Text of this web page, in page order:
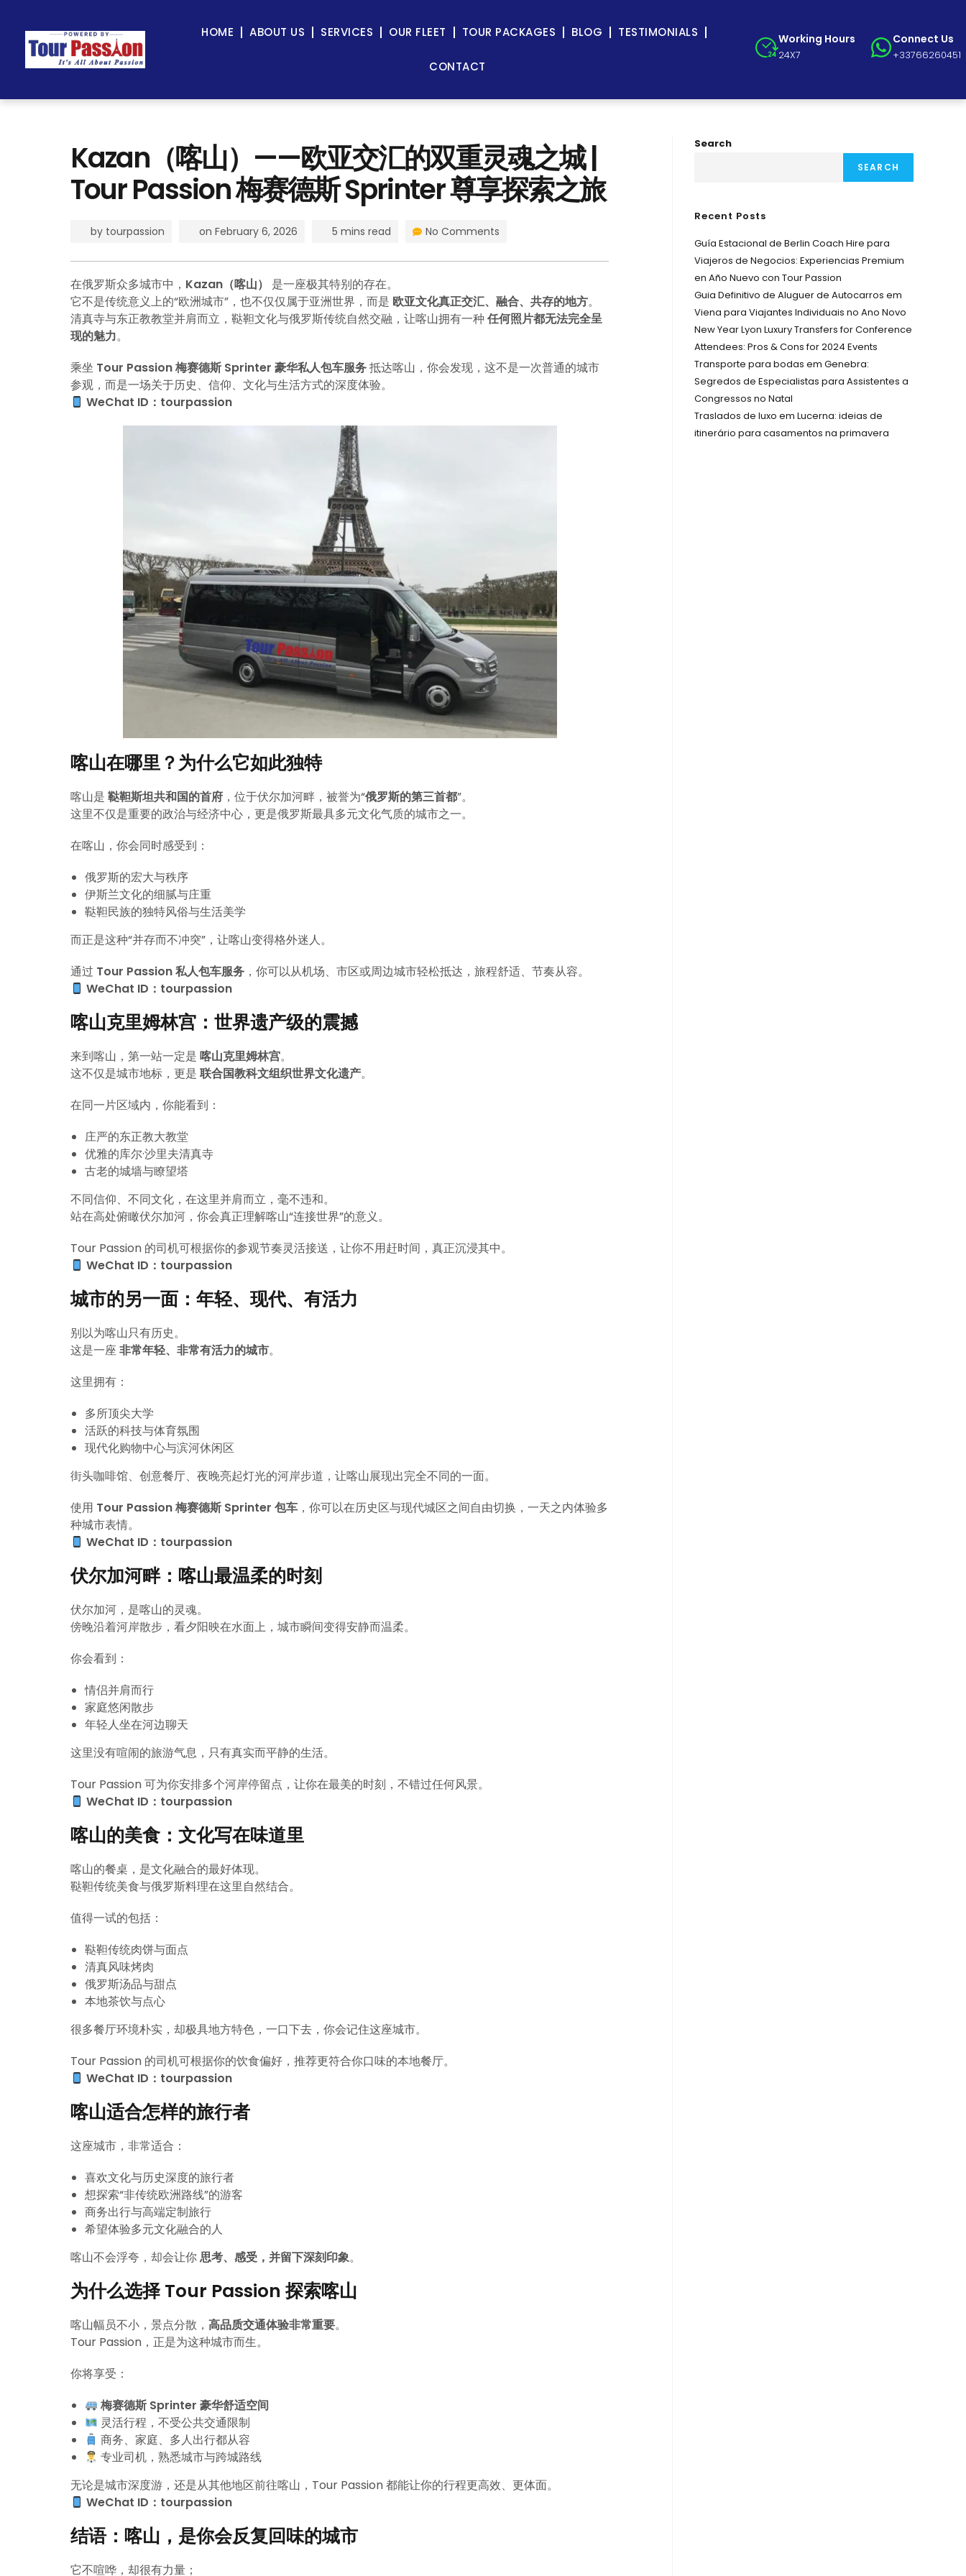
HOME ABOUT US SERVICES OUR FLEET TOUR PACKAGES BLOG TESTIMONIALS
CONTACT
Working Hours
24X7
Connect Us
+33766260451
Kazan（喀山）——欧亚交汇的双重灵魂之城 |
Tour Passion 梅赛德斯 Sprinter 尊享探索之旅
by tourpassion on February 6, 2026 5 mins read No Comments
在俄罗斯众多城市中， Kazan（喀山）
是一座极其特别的存在。
它不是传统意义上的“欧洲城市”，也不仅仅属于亚洲世界，而是 欧亚文化真正交汇、融合、共存的地方。
清真寺与东正教教堂并肩而立，鞑靼文化与俄罗斯传统自然交融，让喀山拥有一种 任何照片都无法完全呈
现的魅力。
乘坐 Tour Passion 梅赛德斯 Sprinter 豪华私人包车服务抵达喀山，你会发现，这不是一次普通的城市
参观，而是一场关于历史、信仰、文化与生活方式的深度体验。
WeChat ID：tourpassion
喀山在哪里？为什么它如此独特
喀山是 鞑靼斯坦共和国的首府 ，位于伏尔加河畔，被誉为“俄罗斯的第三首都”。
这里不仅是重要的政治与经济中心，更是俄罗斯最具多元文化气质的城市之一。
在喀山，你会同时感受到：
俄罗斯的宏大与秩序
伊斯兰文化的细腻与庄重
鞑靼民族的独特风俗与生活美学
而正是这种“并存而不冲突”，让喀山变得格外迷人。
通过 Tour Passion 私人包车服务 ，你可以从机场、市区或周边城市轻松抵达，旅程舒适、节奏从容。
WeChat ID：tourpassion
喀山克里姆林宫：世界遗产级的震撼
来到喀山，第一站一定是 喀山克里姆林宫。
这不仅是城市地标，更是 联合国教科文组织世界文化遗产。
在同一片区域内，你能看到：
庄严的东正教大教堂
优雅的库尔·沙里夫清真寺
古老的城墙与瞭望塔
不同信仰、不同文化，在这里并肩而立，毫不违和。
站在高处俯瞰伏尔加河，你会真正理解喀山“连接世界”的意义。
Tour Passion 的司机可根据你的参观节奏灵活接送，让你不用赶时间，真正沉浸其中。
WeChat ID：tourpassion
城市的另一面：年轻、现代、有活力
别以为喀山只有历史。
这是一座非常年轻、非常有活力的城市。
这里拥有：
多所顶尖大学
活跃的科技与体育氛围
现代化购物中心与滨河休闲区
街头咖啡馆、创意餐厅、夜晚亮起灯光的河岸步道，让喀山展现出完全不同的一面。
使用 Tour Passion 梅赛德斯 Sprinter 包车 ，你可以在历史区与现代城区之间自由切换，一天之内体验多
种城市表情。
WeChat ID：tourpassion
伏尔加河畔：喀山最温柔的时刻
伏尔加河，是喀山的灵魂。
傍晚沿着河岸散步，看夕阳映在水面上，城市瞬间变得安静而温柔。
你会看到：
情侣并肩而行
家庭悠闲散步
年轻人坐在河边聊天
这里没有喧闹的旅游气息，只有真实而平静的生活。
Tour Passion 可为你安排多个河岸停留点，让你在最美的时刻，不错过任何风景。
WeChat ID：tourpassion
喀山的美食：文化写在味道里
喀山的餐桌，是文化融合的最好体现。
鞑靼传统美食与俄罗斯料理在这里自然结合。
值得一试的包括：
鞑靼传统肉饼与面点
清真风味烤肉
俄罗斯汤品与甜点
本地茶饮与点心
很多餐厅环境朴实，却极具地方特色，一口下去，你会记住这座城市。
Tour Passion 的司机可根据你的饮食偏好，推荐更符合你口味的本地餐厅。
WeChat ID：tourpassion
喀山适合怎样的旅行者
这座城市，非常适合：
喜欢文化与历史深度的旅行者
想探索“非传统欧洲路线”的游客
商务出行与高端定制旅行
希望体验多元文化融合的人
喀山不会浮夸，却会让你思考、感受，并留下深刻印象。
为什么选择 Tour Passion 探索喀山
喀山幅员不小，景点分散， 高品质交通体验非常重要。
Tour Passion，正是为这种城市而生。
你将享受：
梅赛德斯 Sprinter 豪华舒适空间
灵活行程，不受公共交通限制
商务、家庭、多人出行都从容
专业司机，熟悉城市与跨城路线
无论是城市深度游，还是从其他地区前往喀山，Tour Passion 都能让你的行程更高效、更体面。
WeChat ID：tourpassion
结语：喀山，是你会反复回味的城市
它不喧哗，却很有力量；
Search
SEARCH
Recent Posts
Guía Estacional de Berlin Coach Hire para
Viajeros de Negocios: Experiencias Premium
en Año Nuevo con Tour Passion
Guia Definitivo de Aluguer de Autocarros em
Viena para Viajantes Individuais no Ano Novo
New Year Lyon Luxury Transfers for Conference
Attendees: Pros & Cons for 2024 Events
Transporte para bodas em Genebra:
Segredos de Especialistas para Assistentes a
Congressos no Natal
Traslados de luxo em Lucerna: ideias de
itinerário para casamentos na primavera